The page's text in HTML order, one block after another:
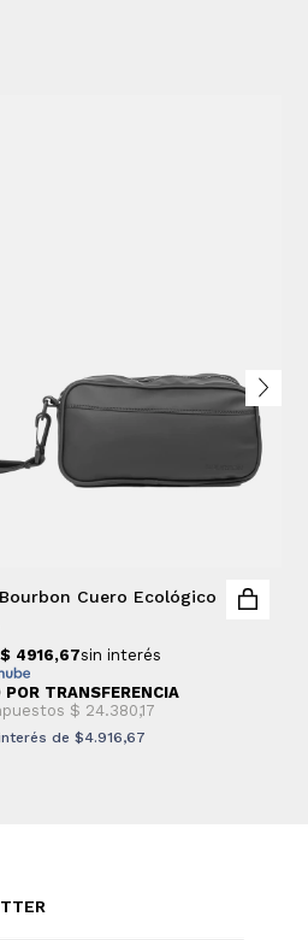
Cuero Ecológico
de$4.916,67